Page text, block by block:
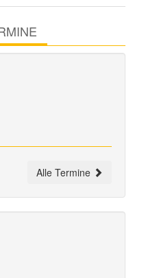
Alle Termine